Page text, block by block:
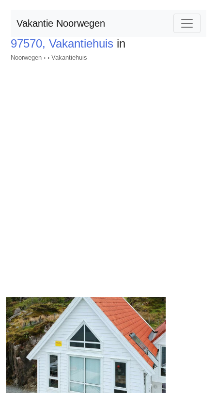
Vakantie Noorwegen
97570, Vakantiehuis in
Noorwegen › › Vakantiehuis